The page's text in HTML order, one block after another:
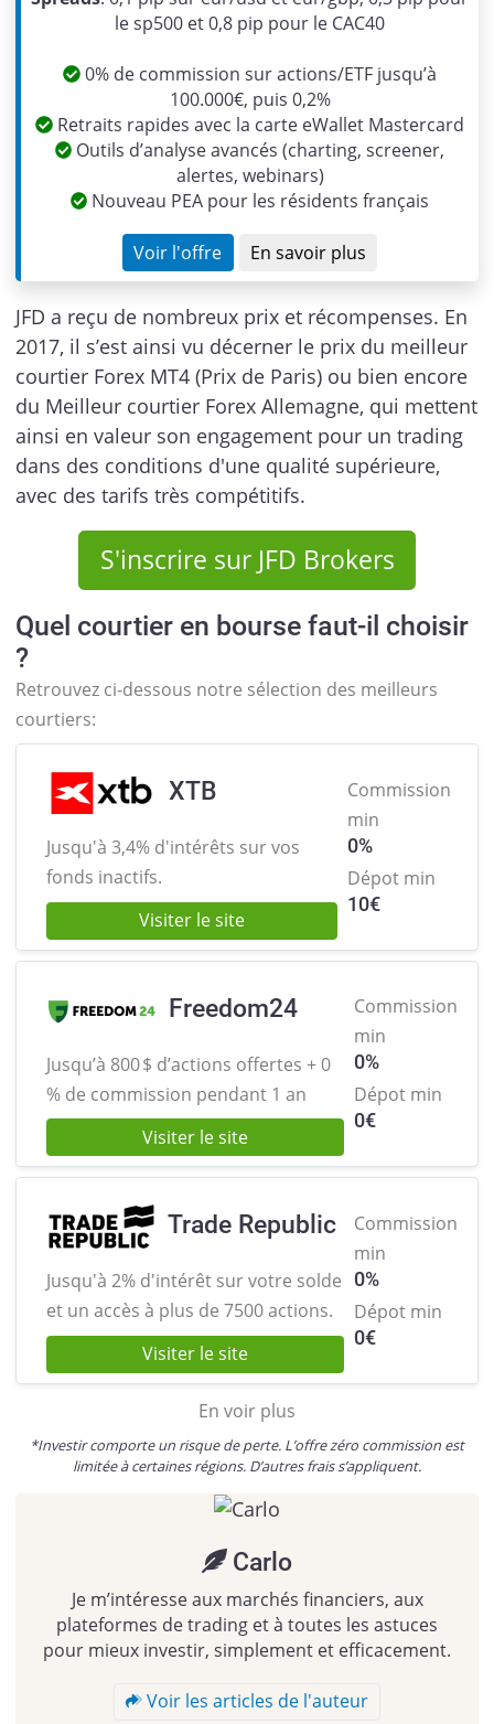
le sp500 et 0,8 pip pour le CAC40
0% de commission sur actions/ETF jusqu’à
100.000€, puis 0,2%
Retraits rapides avec la carte eWallet Mastercard
Outils d’analyse avancés (charting, screener,
alertes, webinars)
Nouveau PEA pour les résidents français
Voir l'offre En savoir plus
JFD a reçu de nombreux prix et récompenses. En
2017, il s’est ainsi vu décerner le prix du meilleur
courtier Forex MT4 (Prix de Paris) ou bien encore
du Meilleur courtier Forex Allemagne, qui mettent
ainsi en valeur son engagement pour un trading
dans des conditions d'une qualité supérieure,
avec des tarifs très compétitifs.
S'inscrire sur JFD Brokers
Quel courtier en bourse faut-il choisir
?
Retrouvez ci-dessous notre sélection des meilleurs
courtiers:
XTB
Jusqu'à 3,4% d'intérêts survos
fonds inactifs.
Visiter le site
Commission
min
0%
Dépot min
10€
Freedom24
Jusqu’à 800 $ d’actions offertes +0
% de commission pendant 1 an
Visiter le site
Commission
min
0%
Dépot min
0€
Trade Republic
Jusqu'à 2% d'intérêt sur votre solde
et un accès à plus de 7500 actions.
Visiter le site
Commission
min
0%
Dépot min
0€
En voir plus
*Investir comporte un risque de perte. L’offre zéro commission est
limitée à certaines régions. D’autres frais s’appliquent.
Carlo
Je m’intéresse aux marchés financiers, aux
plateformes de trading et à toutes les astuces
pour mieux investir, simplement et efficacement.
Voir les articles de l'auteur